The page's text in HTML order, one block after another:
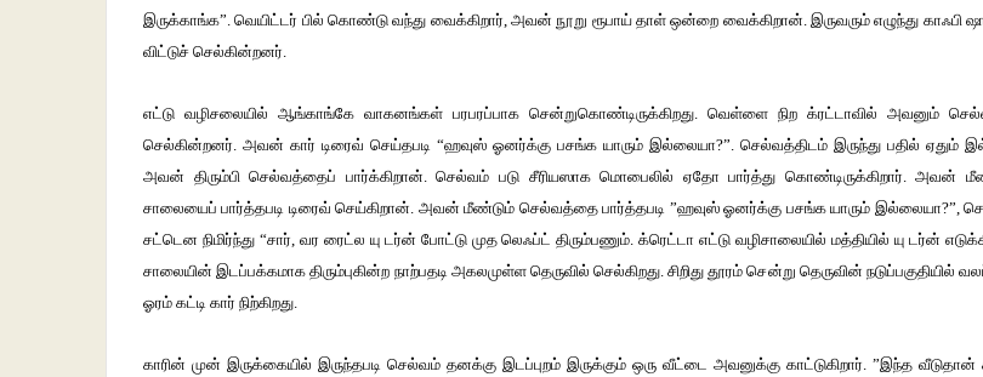
இருக்காங்க”. வெயிட்டர் பில் கொண்டு வந்து வைக்கிறார், அவன் நூறு ரூபாய் தாள் ஒன்றை வைக்கிறான். இருவரும் எழுந்து காஃபி
விட்டுச் செல்கின்றனர்.
எட்டு வழிசலையில் ஆங்காங்கே வாகனங்கள் பரபரப்பாக சென்றுகொண்டிருக்கிறது. வெள்ளை நிற க்ரட்டாவில் அவனும்
செல்கின்றனர். அவன் கார் டிரைவ் செய்தபடி “ஹவுஸ் ஓனர்க்கு பசங்க யாரும் இல்லையா?”. செல்வத்திடம் இருந்து பதில் ஏதும்
அவன் திரும்பி செல்வத்தைப் பார்க்கிறான். செல்வம் படு சீரியஸாக மொபைலில் ஏதோ பார்த்து கொண்டிருக்கிறார். அவன்
சாலையைப் பார்த்தபடி டிரைவ் செய்கிறான். அவன் மீண்டும் செல்வத்தை பார்த்தபடி ”ஹவுஸ் ஓனர்க்கு பசங்க யாரும் இல்லையா?”,
சட்டென நிமிர்ந்து “சார், வர ரைட்ல யு டர்ன் போட்டு முத லெஃப்ட் திரும்பணும். க்ரெட்டா எட்டு வழிசாலையில் மத்தியில் யு டர்ன்
சாலையின் இடப்பக்கமாக திரும்புகின்ற நாற்பதடி அகலமுள்ள தெருவில் செல்கிறது. சிறிது தூரம் சென்று தெருவின் நடுப்பகுதியில்
ஓரம் கட்டி கார் நிற்கிறது.
காரின் முன் இருக்கையில் இருந்தபடி செல்வம் தனக்கு இடப்புறம் இருக்கும் ஒரு வீட்டை அவனுக்கு காட்டுகிறார். ”இந்த வீடுதான்